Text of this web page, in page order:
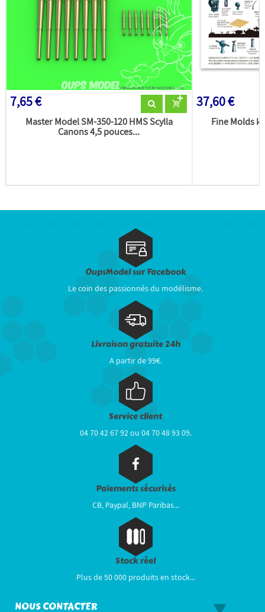
7,65 €
Master Model SM-350-120 HMS Scylla
Canons 4,5 pouces...
37,60 €
Fine Molds
OupsModel sur Facebook
Le coin des passionnés du modélisme.
Livraison gratuite 24h
A partir de 99€.
Service client
04 70 42 67 92 ou 04 70 48 93 09.
Paiements sécurisés
CB, Paypal, BNP Paribas...
Stock réel
Plus de 50 000 produits en stock...
NOUS CONTACTER